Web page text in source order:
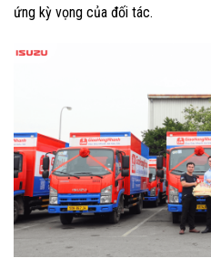
ứng kỳ vọng của đối tác.